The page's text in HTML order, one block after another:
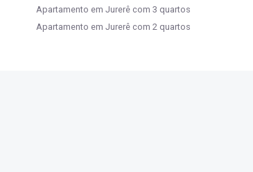
Apartamento em Jurerê com 3 quartos
Apartamento em Jurerê com 2 quartos